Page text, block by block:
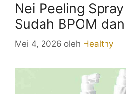
Nei Peeling
Sudah BPOM
Mei 4, 2026 oleh Healthy